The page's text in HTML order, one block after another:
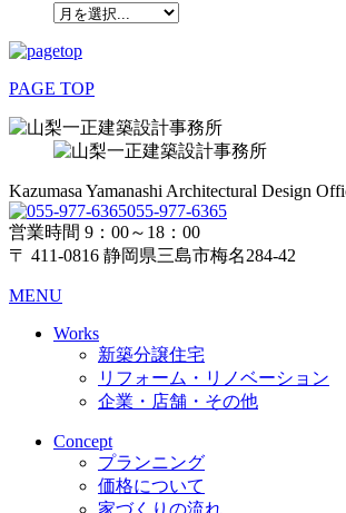
PAGE TOP
Kazumasa Yamanashi Architectural Design
055-977-6365
営業時間 9：00～18：00
〒 411-0816 静岡県三島市梅名284-42
MENU
Works
新築分譲住宅
リフォーム・リノベーション
企業・店舗・その他
Concept
プランニング
価格について
家づくりの流れ